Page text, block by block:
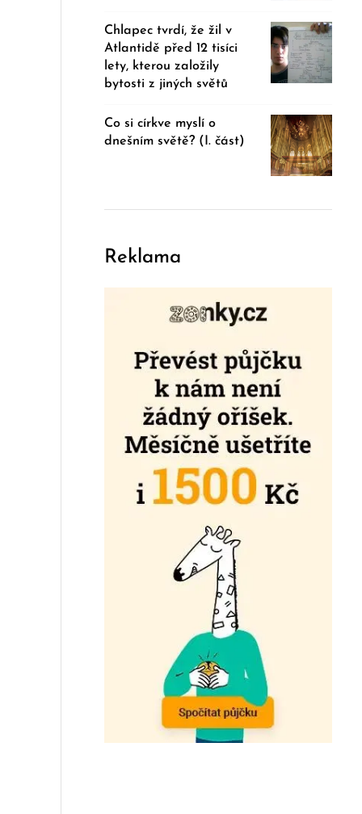
Chlapec tvrdí, že žil v
Atlantidě před 12 tisíci
lety, kterou založily
bytosti z jiných světů
Co si církve myslí o
dnešním světě? (I. část)
Reklama